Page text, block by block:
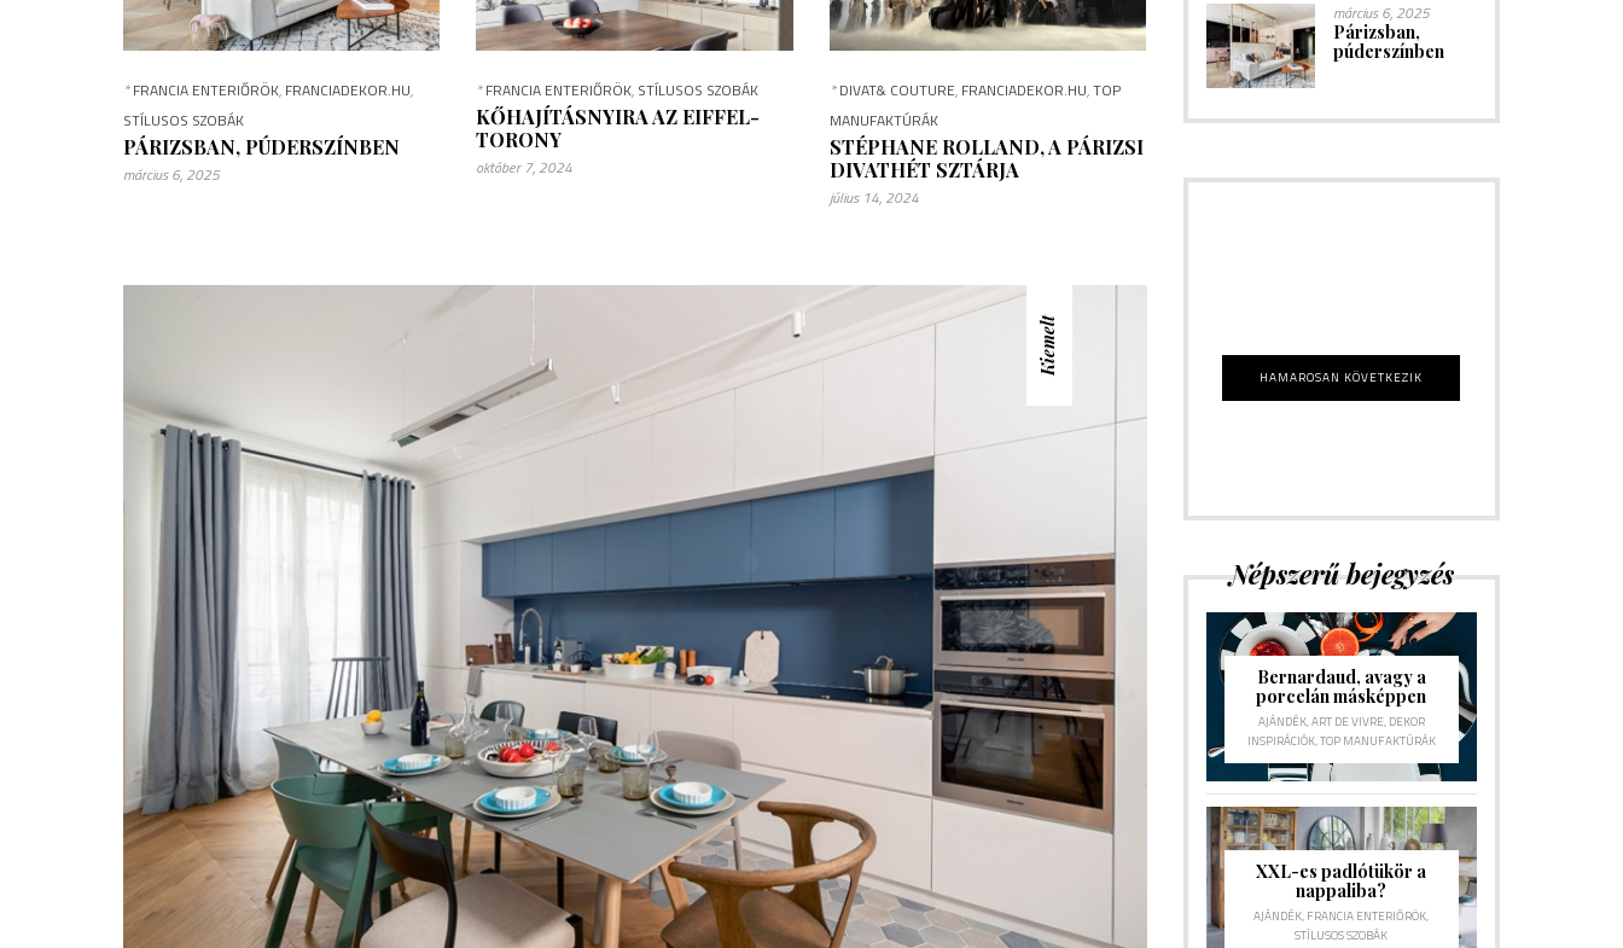
*FRANCIA ENTERIŐRÖK, FRANCIADEKOR.HU,
STÍLUSOS SZOBÁK
PÁRIZSBAN, PÚDERSZÍNBEN
március 6, 2025
*FRANCIA ENTERIŐRÖK, STÍLUSOS SZOBÁK
KŐHAJÍTÁSNYIRA AZ EIFFEL-
TORONY
október 7, 2024
*DIVAT& COUTURE, FRANCIADEKOR.HU,TOP
MANUFAKTÚRÁK
STÉPHANE ROLLAND, A PÁRIZSI
DIVATHÉT SZTÁRJA
július 14, 2024
Kiemelt
március 6, 2025
Párizsban,
púderszínben
HAMAROSAN KÖVETKEZIK
Népszerű bejegyzés
Bernardaud, avagy a
porcelán másképpen
AJÁNDÉK,ART DE VIVRE, DEKOR
INSPIRÁCIÓK,TOP MANUFAKTÚRÁK
XXL-es padlótükör a
nappaliba?
AJÁNDÉK, FRANCIA ENTERIŐRÖK,
STÍLUSOS SZOBÁK